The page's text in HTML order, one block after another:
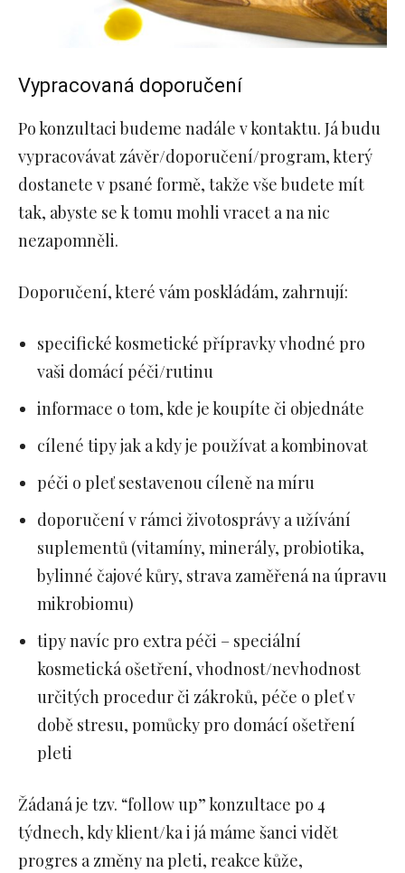
Vypracovaná doporučení
Po konzultaci budeme nadále v kontaktu. Já budu
vypracovávat závěr/doporučení/program, který
dostanete v psané formě, takže vše budete mít
tak, abyste se k tomu mohli vracet a na nic
nezapomněli.
Doporučení, které vám poskládám, zahrnují:
specifické kosmetické přípravky vhodné pro
vaši domácí péči/rutinu
informace o tom, kde je koupíte či objednáte
cílené tipy jak a kdy je používat a kombinovat
péči o pleť sestavenou cíleně na míru
doporučení v rámci životosprávy a užívání
suplementů (vitamíny, minerály, probiotika,
bylinné čajové kůry, strava zaměřená na úpravu
mikrobiomu)
tipy navíc pro extra péči – speciální
kosmetická ošetření, vhodnost/nevhodnost
určitých procedur či zákroků, péče o pleť v
době stresu, pomůcky pro domácí ošetření
pleti
Žádaná je tzv. “follow up” konzultace po 4
týdnech, kdy klient/ka i já máme šanci vidět
progres a změny na pleti, reakce kůže,